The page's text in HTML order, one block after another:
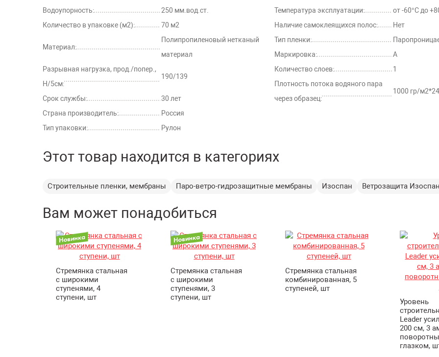
Водоупорность:
250 мм.вод.ст.
Количество в упаковке (м2):
70 м2
Материал:
Полипропиленовый нетканый
материал
Разрывная нагрузка, прод./попер.,
Н/5см:
190/139
Срок службы:
30 лет
Страна производитель:
Россия
Тип упаковки:
Рулон
Температура эксплуатации:
от -60°С до
Наличие самоклеящихся полос:
Нет
Тип пленки:
Маркировка:
A
Количество слоев:
1
Плотность потока водяного пара
через образец:
1000 гр/
Этот товар находится в категориях
Строительные пленки, мембраны Паро-ветро-гидрозащитные мембраны Изоспан Ветрозащита
Вам может понадобиться
Стремянка стальная
с широкими
ступенями, 4
ступени, шт
Стремянка стальная
с широкими
ступенями, 3
ступени, шт
Стремянка стальная
комбинированная, 5
ступеней, шт
Уровень
Leader
200 см, 3
глазком,